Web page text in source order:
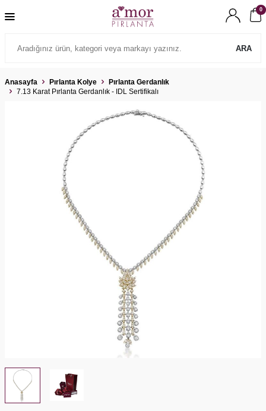
ARA
0
Anasayfa Pırlanta Kolye
Pırlanta Gerdanlık
7.13 Karat Pırlanta Gerdanlık - IDL Sertifikalı